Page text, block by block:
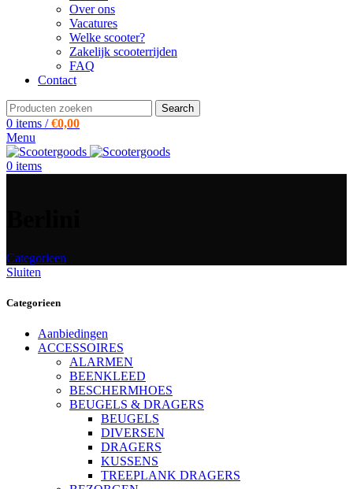
Over ons
Vacatures
Welke scooter?
Zakelijk scooterrijden
FAQ
Contact
Search
0 items / €0,00
Menu
0 items
Categorieen
Sluiten
Categorieen
Aanbiedingen
ACCESSOIRES
ALARMEN
BEENKLEED
BESCHERMHOES
BEUGELS & DRAGERS
BEUGELS
DIVERSEN
DRAGERS
KUSSENS
TREEPLANK DRAGERS